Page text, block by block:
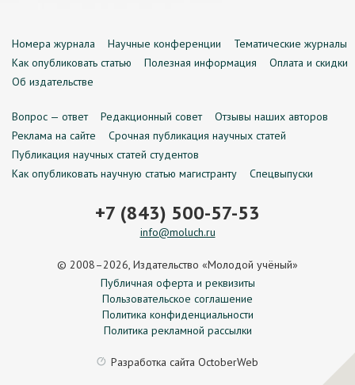
Номера журнала Научные конференции
Тематические журналы
Как опубликовать статью
Полезная информация
Оплата и скидки
Об издательстве
Вопрос — ответ Редакционный совет
Отзывы наших авторов
Реклама на сайте
Срочная публикация научных статей
Публикация научных статей студентов
Как опубликовать научную статью магистранту
Спецвыпуски
+7 (843) 500-57-53
info@moluch.ru
© 2008–2026, Издательство «Молодой учёный»
Публичная оферта и реквизиты
Пользовательское соглашение
Политика конфиденциальности
Политика рекламной рассылки
Разработка сайта OctoberWeb